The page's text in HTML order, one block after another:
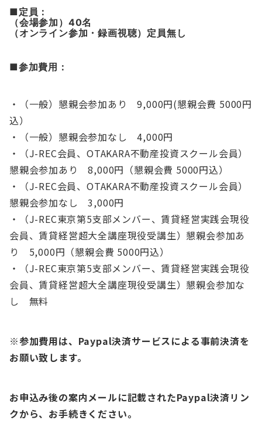
■ 定員：
（会場参加）40名
（オンライン参加・録画視聴）定員無し
■参加費用：
・（一般）懇親会参加あり 9,000円(懇親会費 5000円
込）
・（一般）懇親会参加なし 4,000円
・（J-REC会員、OTAKARA不動産投資スクール会員）
懇親会参加あり 8,000円（懇親会費 5000円込）
・（J-REC会員、OTAKARA不動産投資スクール会員）
懇親会参加なし 3,000円
・（J-REC東京第5支部メンバー、賃貸経営実践会現役
会員、賃貸経営超大全講座現役受講生）懇親会参加あ
り 5,000円（懇親会費 5000円込）
・（J-REC東京第5支部メンバー、賃貸経営実践会現役
会員、賃貸経営超大全講座現役受講生）懇親会参加な
し 無料
※参加費用は、Paypal決済サービスによる事前決済を
お願い致します。
お申込み後の案内メールに記載されたPaypal決済リン
クから、お手続きください。